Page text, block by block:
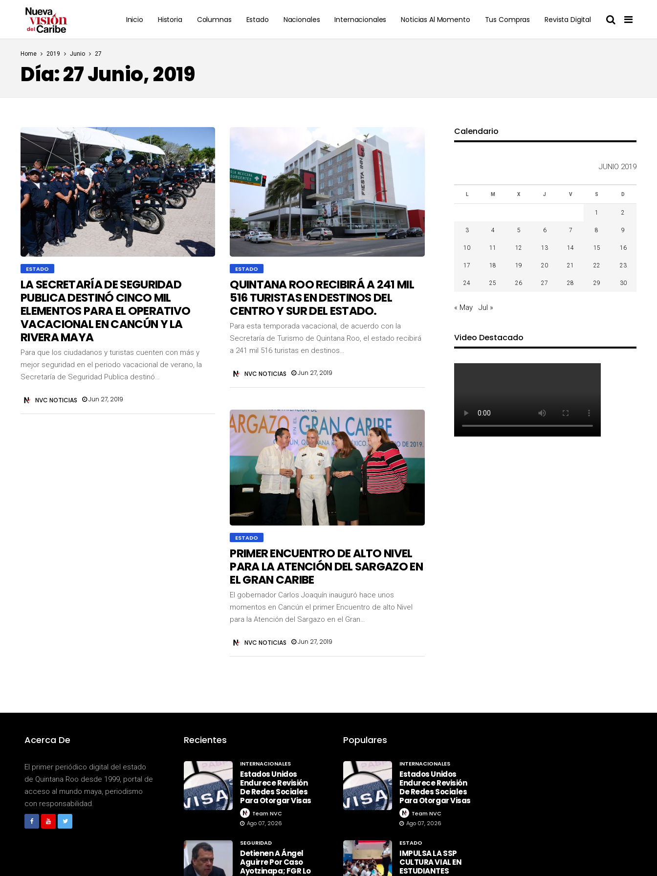
Inicio Historia Columnas Estado Nacionales Internacionales Noticias Al Momento Tus Compras Revista Digital
Home 2019 Junio 27
Día:27 Junio, 2019
ESTADO
LA SECRETARÍA DE SEGURIDAD
PUBLICA DESTINÓ CINCO MIL
ELEMENTOS PARA EL OPERATIVO
VACACIONAL EN CANCÚN Y LA
RIVERA MAYA
Para que los ciudadanos y turistas cuenten con más y
mejor seguridad en el periodo vacacional de verano, la
Secretaría de Seguridad Publica destinó…
NVC NOTICIAS Jun 27, 2019
ESTADO
QUINTANA ROO RECIBIRÁ A 241 MIL
516 TURISTAS EN DESTINOS DEL
CENTRO Y SUR DEL ESTADO.
Para esta temporada vacacional, de acuerdo con la
Secretaría de Turismo de Quintana Roo, el estado recibirá
a 241 mil 516 turistas en destinos…
NVC NOTICIAS Jun 27, 2019
ESTADO
PRIMER ENCUENTRO DE ALTO NIVEL
PARA LA ATENCIÓN DEL SARGAZO EN
EL GRAN CARIBE
El gobernador Carlos Joaquín inauguró hace unos
momentos en Cancún el primer Encuentro de alto Nivel
para la Atención del Sargazo en el Gran…
NVC NOTICIAS Jun 27, 2019
Calendario
JUNIO 2019
L M X J V S D
1 2
3 4 5 6 7 8 9
10 11 12 13 14 15 16
17 18 19 20 21 22 23
24 25 26 27 28 29 30
« May Jul »
Video Destacado
Acerca De
El primer periódico digital del estado
de Quintana Roo desde 1999, portal de
acceso al mundo maya, periodismo
con responsabilidad.
Recientes
INTERNACIONALES
Estados Unidos
Endurece Revisión
De Redes Sociales
Para Otorgar Visas
Team NVC
Ago 07, 2026
SEGURIDAD
Detienen A Ángel
Aguirre Por Caso
Ayotzinapa; FGR Lo
Populares
INTERNACIONALES
Estados Unidos
Endurece Revisión
De Redes Sociales
Para Otorgar Visas
Team NVC
Ago 07, 2026
ESTADO
IMPULSA LA SSP
CULTURA VIAL EN
ESTUDIANTES